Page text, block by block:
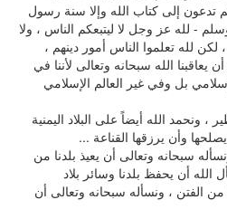
تدعون إلى كتاب الله وإلا سنة رسول
- لله عز وجل لا ليتبعكم الناس ، ولا
لكن لله تعلموا الناس أمور دينهم ،
الله سبحانه وتعالى لأننا في
بل وفي غير العالم الإسلامي
ونحمد الله أيضاً على البلاد اليمنية
وأن يرزقها القناعة ...
سبحانه وتعالى أن يعيذ بلدنا من
الله أن يحفظ بلدنا وسائر بلاد
الفتن ، ونسأله سبحانه وتعالى أن